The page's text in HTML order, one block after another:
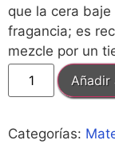
que la cera
fragancia; es
mezcle por un
Categorías: